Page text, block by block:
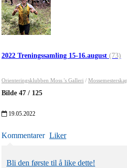
2022 Treningssamling 15-16.august (73)
Orienteringsklubben Moss 's Galleri /
Bilde 47 / 125
19.05.2022
Kommentarer Liker
Bli den første til å like dette!